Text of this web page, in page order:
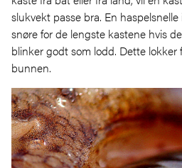
slukvekt passe bra. En
snøre for de lengste kastene hvis
blinker godt som lodd. Dette
bunnen.